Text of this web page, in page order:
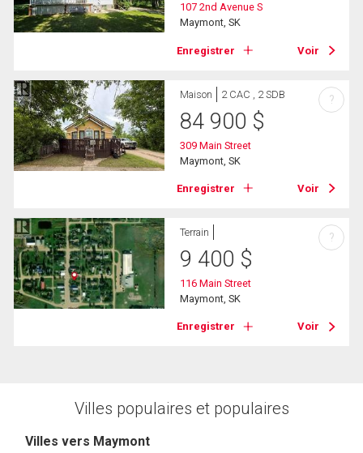
107 2nd Avenue S
Maymont, SK
Enregistrer Voir
Maison 2 CAC , 2 SDB
84 900 $
309 Main Street
Maymont, SK
Enregistrer Voir
?
Terrain
9 400 $
116 Main Street
Maymont, SK
Enregistrer Voir
?
Villes populaires et populaires
Villes vers Maymont